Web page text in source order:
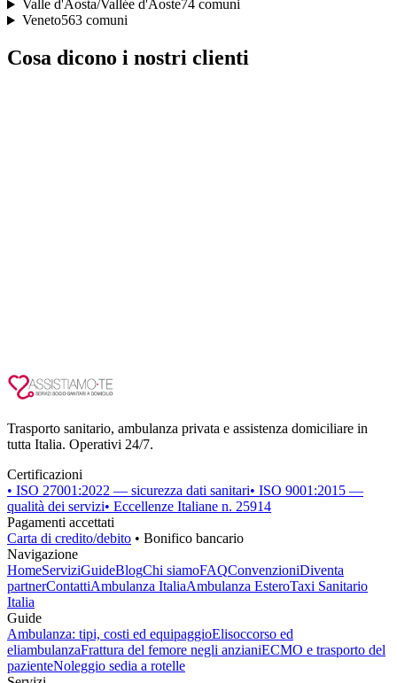
Valle d'Aosta/Vallée d'Aoste74comuni
Veneto563comuni
Cosa dicono i nostri clienti
Trasporto sanitario, ambulanza privata e assistenza domiciliare in
tutta Italia. Operativi 24/7.
Certificazioni
• ISO 27001:2022 — sicurezza dati sanitari• ISO 9001:2015 —
qualità dei servizi• Eccellenze Italiane n. 25914
Pagamenti accettati
Carta di credito/debito • Bonifico bancario
Navigazione
HomeServiziGuideBlogChi siamoFAQConvenzioniDiventa
partnerContattiAmbulanza ItaliaAmbulanza EsteroTaxi Sanitario
Italia
Guide
Ambulanza: tipi, costi ed equipaggioElisoccorso ed
eliambulanzaFrattura del femore negli anzianiECMO e trasporto del
pazienteNoleggio sedia a rotelle